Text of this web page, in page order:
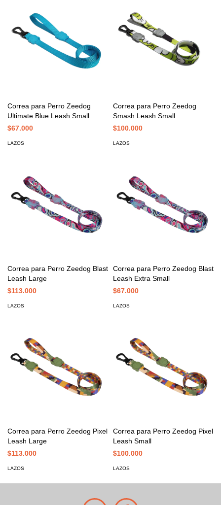
Correa para Perro Zeedog
Ultimate Blue Leash Small
$67.000
LAZOS
Correa para Perro Zeedog
Smash Leash Small
$100.000
LAZOS
Correa para Perro Zeedog Blast
Leash Large
$113.000
LAZOS
Correa para Perro Zeedog Blast
Leash Extra Small
$67.000
LAZOS
Correa para Perro Zeedog Pixel
Leash Large
$113.000
LAZOS
Correa para Perro Zeedog Pixel
Leash Small
$100.000
LAZOS